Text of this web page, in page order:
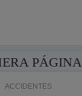
PÁGINA
ACCIDENTES